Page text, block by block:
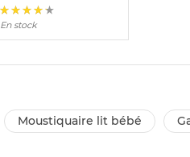
En stock
moustiquaire lit bébé